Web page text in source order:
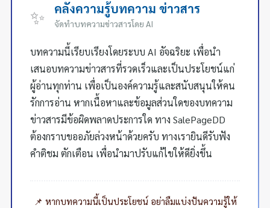
✨ คลังความรู้บทความ ข่าวสาร
จัดทำบทความข่าวสารโดย AI
บทความนี้เรียบเรียงโดยระบบ AI อัจฉริยะ เพื่อนำ
เสนอบทความข่าวสารที่รวดเร็วและเป็นประโยชน์แก่
ผู้อ่านทุกท่าน เพื่อเป็นองค์ความรู้และสนับสนุนให้คน
รักการอ่าน หากเนื้อหาและข้อมูลส่วนใดของบทความ
ข่าวสารมีข้อผิดพลาดประการใด ทาง SalePageDD
ต้องกราบขออภัยล่วงหน้าด้วยครับ ทางเรายินดีรับฟัง
คำติชม ตักเตือน เพื่อนำมาปรับแก้ไขให้ดียิ่งขึ้น
📌 หากบทความนี้เป็นประโยชน์ อย่าลืมแบ่งปันความรู้ให้